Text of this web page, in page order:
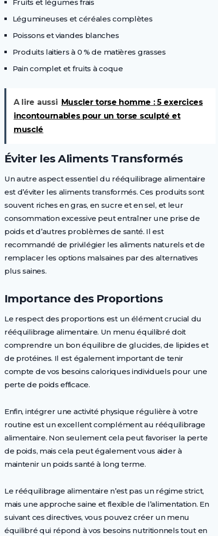
Fruits et légumes frais
Légumineuses et céréales complètes
Poissons et viandes blanches
Produits laitiers à 0 % de matières grasses
Pain complet et fruits à coque
A lire aussi Muscler torse homme : 5 exercices
incontournables pour un torse sculpté et
musclé
Éviter les Aliments Transformés
Un autre aspect essentiel du rééquilibrage alimentaire
est d’éviter les aliments transformés. Ces produits sont
souvent riches en gras, en sucre et en sel, et leur
consommation excessive peut entraîner une prise de
poids et d’autres problèmes de santé. Il est
recommandé de privilégier les aliments naturels et de
remplacer les options malsaines par des alternatives
plus saines.
Importance des Proportions
Le respect des proportions est un élément crucial du
rééquilibrage alimentaire. Un menu équilibré doit
comprendre un bon équilibre de glucides, de lipides et
de protéines. Il est également important de tenir
compte de vos besoins caloriques individuels pour une
perte de poids efficace.
Enfin, intégrer une activité physique régulière à votre
routine est un excellent complément au rééquilibrage
alimentaire. Non seulement cela peut favoriser la perte
de poids, mais cela peut également vous aider à
maintenir un poids santé à long terme.
Le rééquilibrage alimentaire n’est pas un régime strict,
mais une approche saine et flexible de l’alimentation. En
suivant ces directives, vous pouvez créer un menu
équilibré qui répond à vos besoins nutritionnels tout en